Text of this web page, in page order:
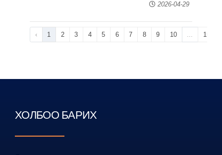
2026-04-29
‹ 1 2 3 4 5 6 7 8 9 10 15
ХОЛБОО БАРИХ